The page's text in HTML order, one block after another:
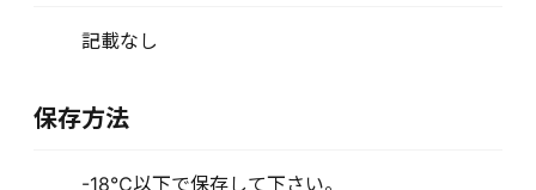
記載なし
保存方法
-18℃以下で保存して下さい。